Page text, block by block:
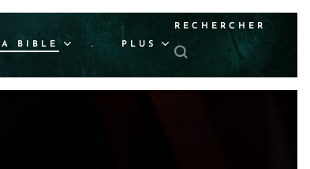
BIBLE . PLUS
RECHERCHER